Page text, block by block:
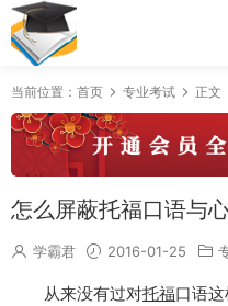
当前位置： 首页 专业考试 正文
怎么屏蔽托福口语与
学霸君 2016-01-25
从来没有过对托福口语